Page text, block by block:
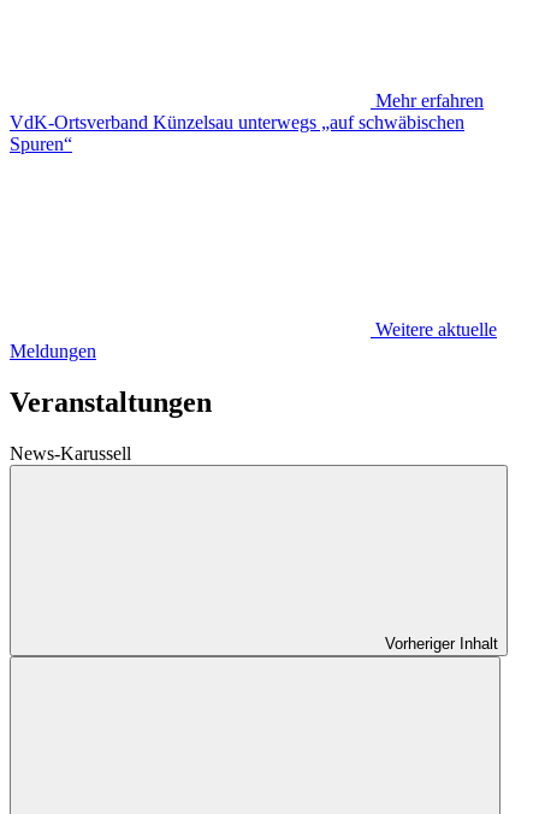
Mehr erfahren
VdK-Ortsverband Künzelsau unterwegs „auf schwäbischen
Spuren“
Weitere aktuelle
Meldungen
Veranstaltungen
News-Karussell
Vorheriger Inhalt